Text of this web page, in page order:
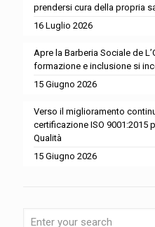
prendersi cura della propria
16 Luglio 2026
Apre la Barberia Sociale de
formazione e inclusione si
15 Giugno 2026
Verso il miglioramento
certificazione ISO 9001:2015
Qualità
15 Giugno 2026